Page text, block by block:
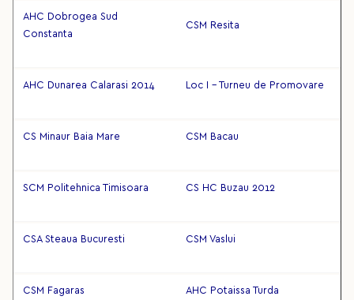
AHC Dobrogea Sud
Constanta
CSM Resita
AHC Dunarea Calarasi 2014 Loc I - Turneu de Promovare
CS Minaur Baia Mare CSM Bacau
SCM Politehnica Timisoara CS HC Buzau 2012
CSA Steaua Bucuresti CSM Vaslui
CSM Fagaras AHC Potaissa Turda